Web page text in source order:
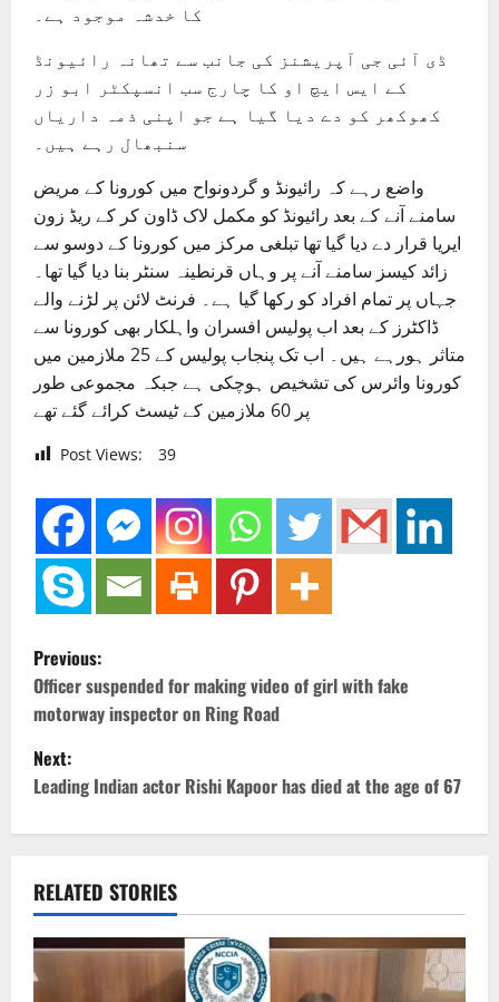
کا خدشہ موجود ہے۔
ڈی آئی جی آپریشنز کی جانب سے تھانہ رائیونڈ
کے ایس ایچ او کا چارج سب انسپکٹر ابو زر
کھوکھر کو دے دیا گیا ہے جو اپنی ذمہ داریاں
سنبھال رہے ہیں۔
واضع رہے کہ رائیونڈ و گردونواح میں کورونا کے مریض
سامنے آنے کے بعد رائیونڈ کو مکمل لاک ڈاون کر کے ریڈ زون
ایریا قرار دے دیا گیا تھا تبلغی مرکز میں کورونا کے دوسو سے
زائد کیسز سامنے آنے پر وہاں قرنطینہ سنٹر بنا دیا گیا تھا۔
جہاں پر تمام افراد کو رکھا گیا ہے۔ فرنٹ لائن پر لڑنے والے
ڈاکٹرز کے بعد اب پولیس افسران واہلکار بھی کورونا سے
متاثر ہورہے ہیں۔ اب تک پنجاب پولیس کے 25 ملازمین میں
کورونا وائرس کی تشخیص ہوچکی ہے جبکہ مجموعی طور
پر 60 ملازمین کے ٹیسٹ کرائے گئے تھے
Post Views: 39
P
o
s
t
n
a
v
i
Previous:
Officer suspended for making video of girl with fake
motorway inspector on Ring Road
Next:
Leading Indian actor Rishi Kapoor has died at the age of 67
RELATED STORIES